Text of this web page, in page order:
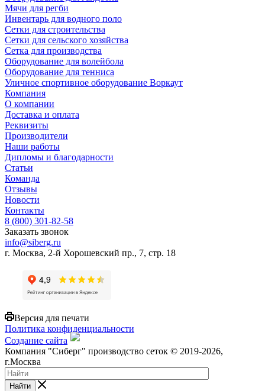
Мячи для регби
Инвентарь для водного поло
Сетки для строительства
Сетки для сельского хозяйства
Сетка для производства
Оборудование для волейбола
Оборудование для тенниса
Уличное спортивное оборудование Воркаут
Компания
О компании
Доставка и оплата
Реквизиты
Производители
Наши работы
Дипломы и благодарности
Статьи
Команда
Отзывы
Новости
Контакты
8 (800) 301-82-58
Заказать звонок
info@siberg.ru
г. Москва, 2-й Хорошевский пр., 7, стр. 18
Версия для печати
Политика конфиденциальности
Создание сайта
Компания "Сиберг" производство сеток © 2019-2026,
г.Москва
Найти